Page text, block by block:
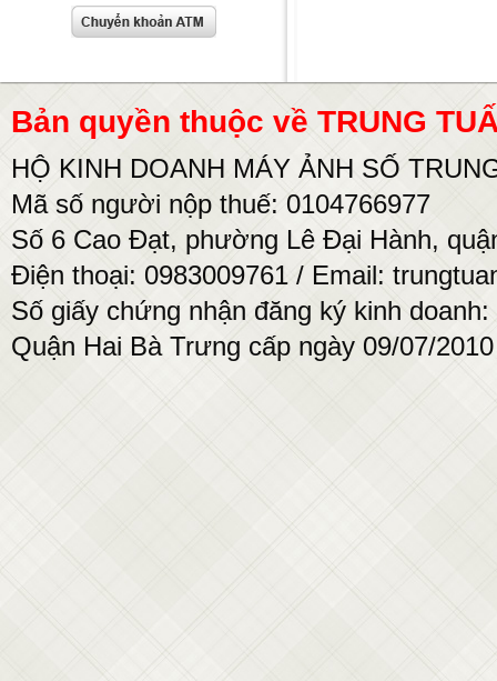
Bản quyền thuộc về TRUNG
HỘ KINH DOANH MÁY ẢNH SỐ
Mã số người nộp thuế: 0104766977
Số 6 Cao Đạt, phường Lê Đại Hành,
Điện thoại: 0983009761 / Email:
Số giấy chứng nhận đăng ký kinh
Quận Hai Bà Trưng cấp ngày 09/07/2010